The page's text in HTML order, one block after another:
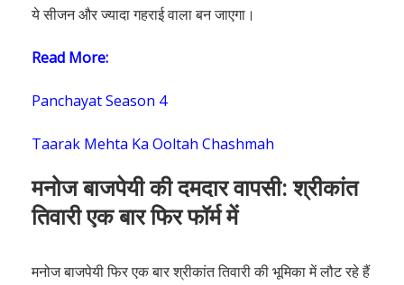
ये सीजन और ज्यादा गहराई वाला बन जाएगा।
Read More:
Panchayat Season 4
Taarak Mehta Ka Ooltah Chashmah
मनोज बाजपेयी की दमदार वापसी: श्रीकांत
तिवारी एक बार फिर फॉर्म में
मनोज बाजपेयी फिर एक बार श्रीकांत तिवारी की भूमिका में लौट रहे हैं